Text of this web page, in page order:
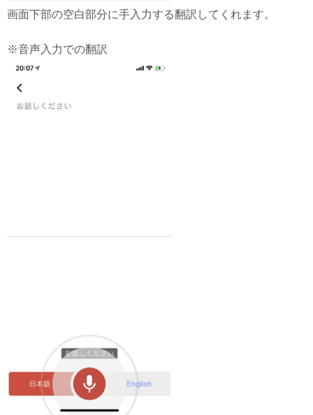
画面下部の空白部分に手入力する翻訳してくれます。
※音声入力での翻訳